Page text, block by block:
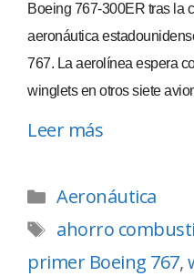
Boeing 767-300ER tras la
aeronáutica
767. La aerolínea espera
winglets en otros siete
Leer más
Aeronáutica
ahorro
primer Boeing 767,